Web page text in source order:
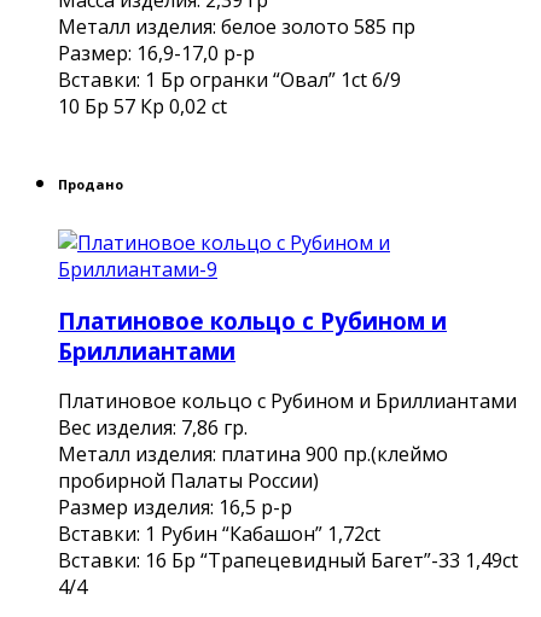
Металл изделия: белое золото 585 пр
Размер: 16,9-17,0 р-р
Вставки: 1 Бр огранки “Овал” 1ct 6/9
10 Бр 57 Кр 0,02 ct
Продано
Платиновое кольцо с Рубином и
Бриллиантами
Платиновое кольцо с Рубином и Бриллиантами
Вес изделия: 7,86 гр.
Металл изделия: платина 900 пр.(клеймо
пробирной Палаты России)
Размер изделия: 16,5 р-р
Вставки: 1 Рубин “Кабашон” 1,72сt
Вcтавки: 16 Бр “Трапецевидный Багет”-33 1,49ct
4/4